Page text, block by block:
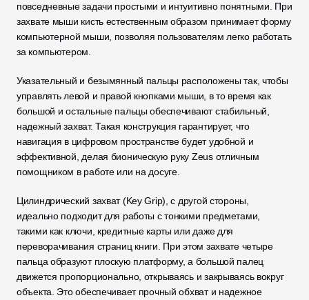
повседневные задачи простыми и интуитивно понятными. При
захвате мыши кисть естественным образом принимает форму
компьютерной мыши, позволяя пользователям легко работать
за компьютером.
Указательный и безымянный пальцы расположены так, чтобы
управлять левой и правой кнопками мыши, в то время как
большой и остальные пальцы обеспечивают стабильный,
надежный захват. Такая конструкция гарантирует, что
навигация в цифровом пространстве будет удобной и
эффективной, делая бионическую руку Zeus отличным
помощником в работе или на досуге.
Цилиндрический захват (Key Grip), с другой стороны,
идеально подходит для работы с тонкими предметами,
такими как ключи, кредитные карты или даже для
переворачивания страниц книги. При этом захвате четыре
пальца образуют плоскую платформу, а большой палец
движется пропорционально, открываясь и закрываясь вокруг
объекта. Это обеспечивает прочный обхват и надежное